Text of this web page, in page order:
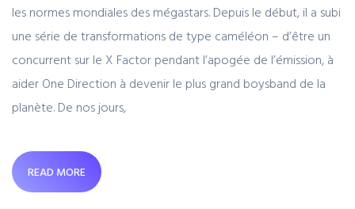
les normes mondiales des mégastars. Depuis le début, il a subi
une série de transformations de type caméléon – d’être un
concurrent sur le X Factor pendant l’apogée de l’émission, à
aider One Direction à devenir le plus grand boysband de la
planète. De nos jours,
READ MORE